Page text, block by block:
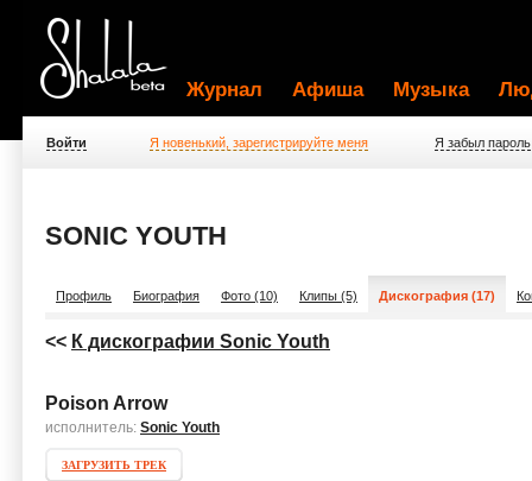
Журнал Афиша Музыка
Войти Я новенький, зарегистрируйте меня Я забыл пароль
SONIC YOUTH
Профиль Биография Фото (10) Клипы (5) Дискография (17)
<< К дискографии Sonic Youth
Poison Arrow
исполнитель: Sonic Youth
ЗАГРУЗИТЬ ТРЕК